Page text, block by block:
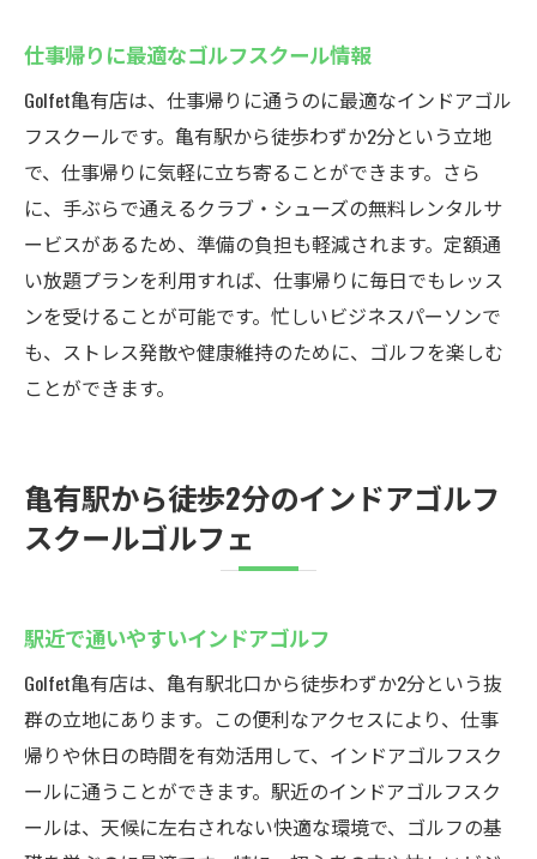
便利な立地で続けやすいゴルフライフ
仕事帰りに最適なゴルフスクール情報
Golfet亀有店は、仕事帰りに通うのに最適なインドアゴル
フスクールです。亀有駅から徒歩わずか2分という立地
で、仕事帰りに気軽に立ち寄ることができます。さら
に、手ぶらで通えるクラブ・シューズの無料レンタルサ
ービスがあるため、準備の負担も軽減されます。定額通
い放題プランを利用すれば、仕事帰りに毎日でもレッス
ンを受けることが可能です。忙しいビジネスパーソンで
も、ストレス発散や健康維持のために、ゴルフを楽しむ
ことができます。
亀有駅から徒歩2分のインドアゴルフ
スクールゴルフェ
駅近で通いやすいインドアゴルフ
Golfet亀有店は、亀有駅北口から徒歩わずか2分という抜
群の立地にあります。この便利なアクセスにより、仕事
帰りや休日の時間を有効活用して、インドアゴルフスク
ールに通うことができます。駅近のインドアゴルフスク
ールは、天候に左右されない快適な環境で、ゴルフの基